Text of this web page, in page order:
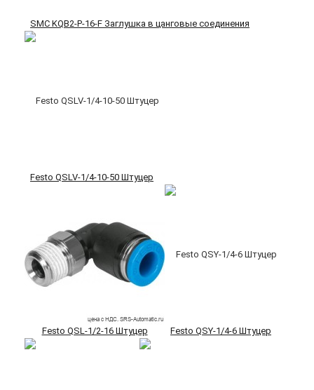
SMC KQB2-P-16-F Заглушка в цанговые соединения
Festo QSLV-1/4-10-50 Штуцер
Festo QSL-1/2-16 Штуцер Festo QSY-1/4-6 Штуцер